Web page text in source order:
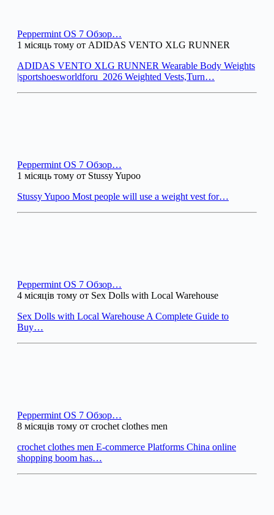
Peppermint OS 7 Обзор…
1 місяць тому от ADIDAS VENTO XLG RUNNER
ADIDAS VENTO XLG RUNNER Wearable Body Weights
|sportshoesworldforu_2026 Weighted Vests,Turn…
Peppermint OS 7 Обзор…
1 місяць тому от Stussy Yupoo
Stussy Yupoo Most people will use a weight vest for…
Peppermint OS 7 Обзор…
4 місяців тому от Sex Dolls with Local Warehouse
Sex Dolls with Local Warehouse A Complete Guide to
Buy…
Peppermint OS 7 Обзор…
8 місяців тому от crochet clothes men
crochet clothes men E-commerce Platforms China online
shopping boom has…